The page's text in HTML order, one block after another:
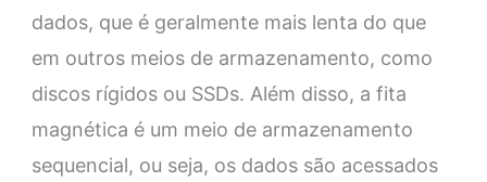
dados, que é geralmente mais lenta do que
em outros meios de armazenamento, como
discos rígidos ou SSDs. Além disso, a fita
magnética é um meio de armazenamento
sequencial, ou seja, os dados são acessados